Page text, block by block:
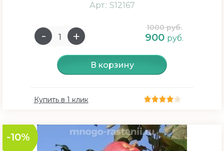
Арт.: S12167
1000 руб.
900 руб.
В корзину
Купить в 1 клик
-10%
темно-фиолетовый
бело-зеленый
Красная
Ярко-красный
Сбросить